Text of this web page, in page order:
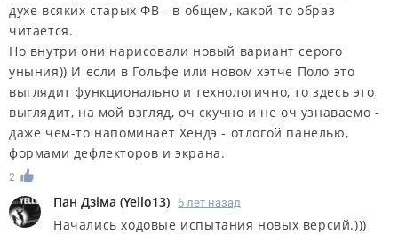
духе всяких старых ФВ - в общем, какой-то образ
читается.
Но внутри они нарисовали новый вариант серого
уныния)) И если в Гольфе или новом хэтче Поло это
выглядит функционально и технологично, то здесь это
выглядит, на мой взгляд, оч скучно и не оч узнаваемо -
даже чем-то напоминает Хендэ - отлогой панелью,
формами дефлекторов и экрана.
2
Пан Дзiма (Yello13) 6 лет назад
Начались ходовые испытания новых версий.)))